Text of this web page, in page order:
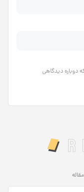
دوباره دیدگاهی